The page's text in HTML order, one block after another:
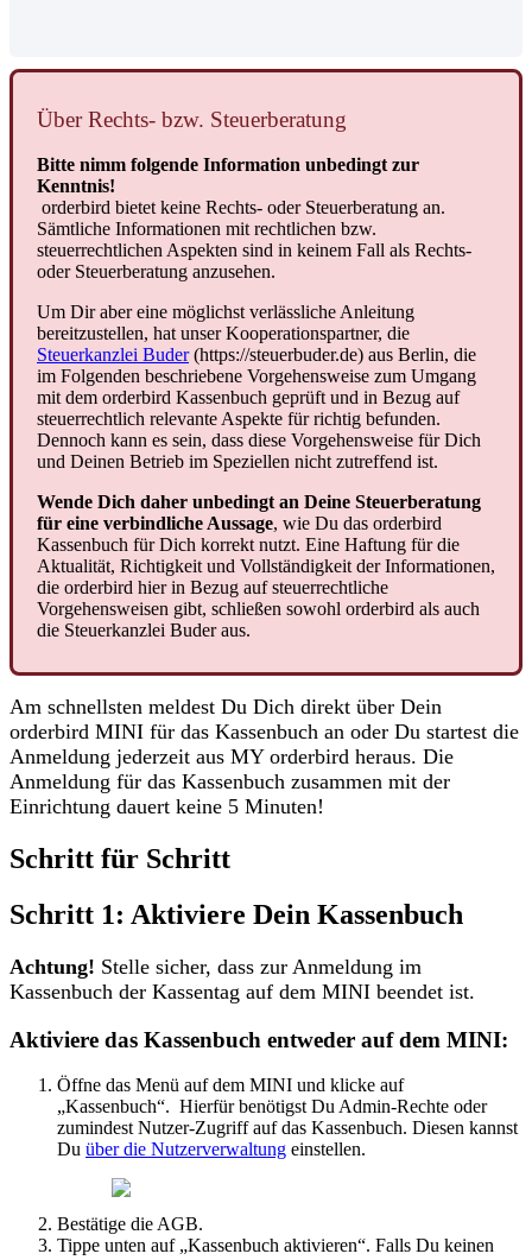
Über Rechts- bzw. Steuerberatung
Bitte nimm folgende Information unbedingt zur
Kenntnis!
orderbird bietet keine Rechts- oder Steuerberatung an.
Sämtliche Informationen mit rechtlichen bzw.
steuerrechtlichen Aspekten sind in keinem Fall als Rechts-
oder Steuerberatung anzusehen.
Um Dir aber eine möglichst verlässliche Anleitung
bereitzustellen, hat unser Kooperationspartner, die
Steuerkanzlei Buder (https://steuerbuder.de) aus Berlin, die
im Folgenden beschriebene Vorgehensweise zum Umgang
mit dem orderbird Kassenbuch geprüft und in Bezug auf
steuerrechtlich relevante Aspekte für richtig befunden.
Dennoch kann es sein, dass diese Vorgehensweise für Dich
und Deinen Betrieb im Speziellen nicht zutreffend ist.
Wende Dich daher unbedingt an Deine Steuerberatung
für eine verbindliche Aussage, wie Du das orderbird
Kassenbuch für Dich korrekt nutzt. Eine Haftung für die
Aktualität, Richtigkeit und Vollständigkeit der Informationen,
die orderbird hier in Bezug auf steuerrechtliche
Vorgehensweisen gibt, schließen sowohl orderbird als auch
die Steuerkanzlei Buder aus.
Am schnellsten meldest Du Dich direkt über Dein
orderbird MINI für das Kassenbuch an oder Du startest die
Anmeldung jederzeit aus MY orderbird heraus. Die
Anmeldung für das Kassenbuch zusammen mit der
Einrichtung dauert keine 5 Minuten!
Schritt für Schritt
Schritt 1: Aktiviere Dein Kassenbuch
Achtung! Stelle sicher, dass zur Anmeldung im
Kassenbuch der Kassentag auf dem MINI beendet ist.
Aktiviere das Kassenbuch entweder auf dem MINI:
Öffne das Menü auf dem MINI und klicke auf
„Kassenbuch“. Hierfür benötigst DuAdmin-Rechte oder
zumindest Nutzer-Zugriff auf das Kassenbuch. Diesen kannst
Du über die Nutzerverwaltung einstellen.
Bestätige die AGB.
Tippe unten auf „Kassenbuch aktivieren“. Falls Du keinen